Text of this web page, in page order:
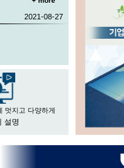
2021-08-27
멋지고 다양하게
설명